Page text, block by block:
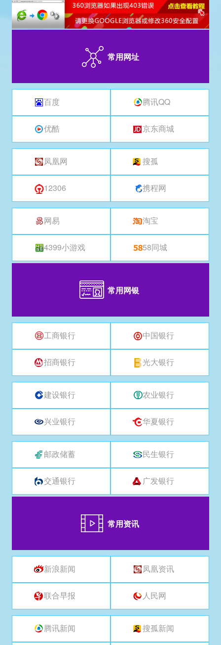
常用网址
百度
优酷
腾讯QQ
京东商城
凤凰网
12306
搜孤
携程网
网易
4399小游戏
淘宝
58同城
常用网银
工商银行
招商银行
中国银行
光大银行
建设银行
兴业银行
农业银行
华夏银行
邮政储蓄
交通银行
民生银行
广发银行
常用资讯
新浪新闻
联合早报
凤凰资讯
人民网
腾讯新闻 搜孤新闻